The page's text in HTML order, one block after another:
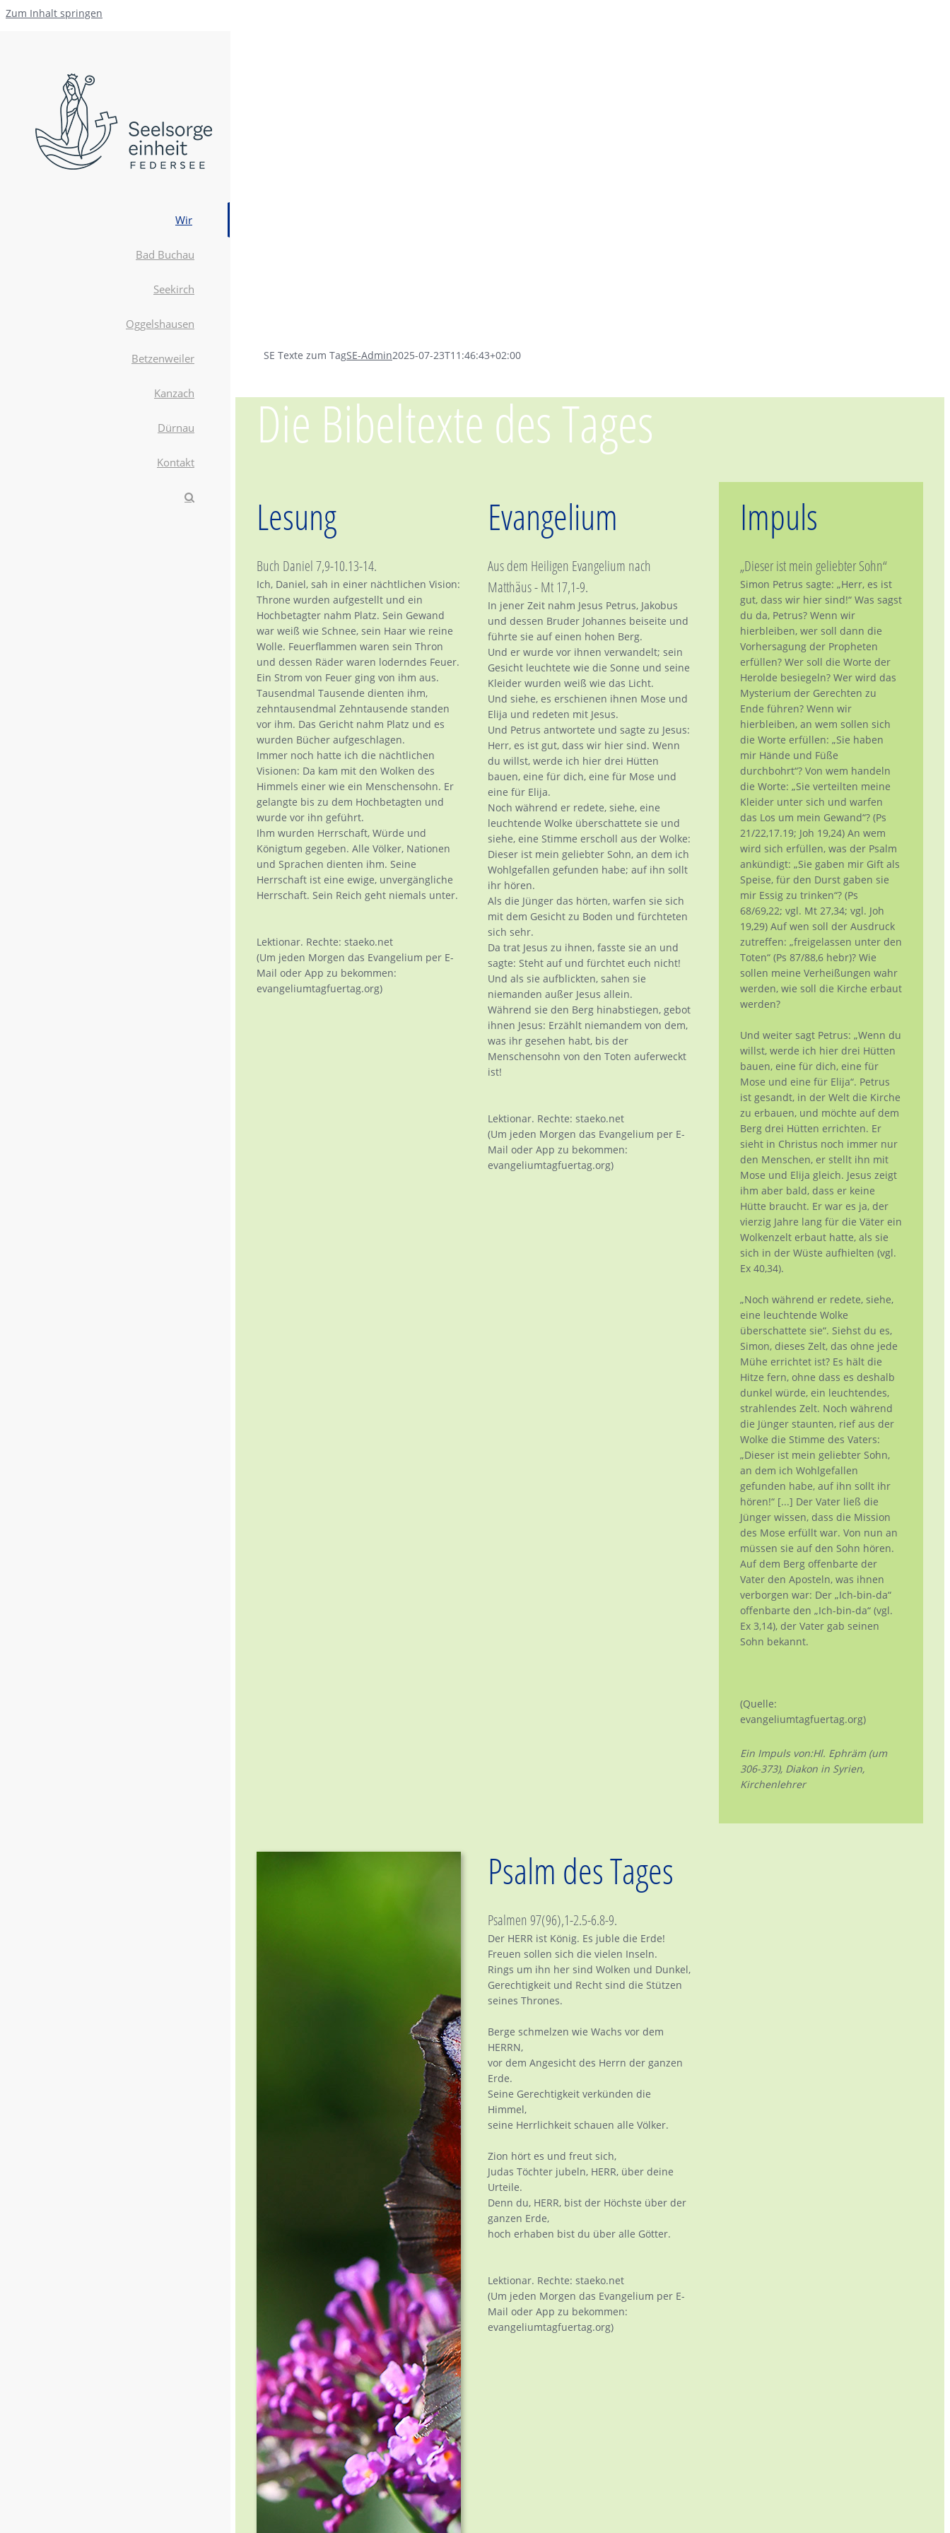
Zum Inhalt springen
Wir
Bad Buchau
Seekirch
Oggelshausen
Betzenweiler
Kanzach
Dürnau
Kontakt
SE Texte zum TagSE-Admin2025-07-23T11:46:43+02:00
Die Bibeltexte des Tages
Lesung
Buch Daniel7,9-10.13-14.
Ich, Daniel, sah in einer nächtlichen Vision:
Throne wurden aufgestellt und ein
Hochbetagter nahm Platz. Sein Gewand
war weiß wie Schnee, sein Haar wie reine
Wolle. Feuerflammen waren sein Thron
und dessen Räder waren loderndes Feuer.
Ein Strom von Feuer ging von ihm aus.
Tausendmal Tausende dienten ihm,
zehntausendmal Zehntausende standen
vor ihm. Das Gericht nahm Platz und es
wurden Bücher aufgeschlagen.
Immer noch hatte ich die nächtlichen
Visionen: Da kam mit den Wolken des
Himmels einer wie ein Menschensohn. Er
gelangte bis zu dem Hochbetagten und
wurde vor ihn geführt.
Ihm wurden Herrschaft, Würde und
Königtum gegeben. Alle Völker, Nationen
und Sprachen dienten ihm. Seine
Herrschaft ist eine ewige, unvergängliche
Herrschaft. Sein Reich geht niemals unter.
Lektionar. Rechte: staeko.net
(Um jeden Morgen das Evangelium per E-
Mail oder App zu bekommen:
evangeliumtagfuertag.org)
Evangelium
Aus dem Heiligen Evangelium nach
Matthäus - Mt17,1-9.
In jener Zeit nahm Jesus Petrus, Jakobus
und dessen Bruder Johannes beiseite und
führte sie auf einen hohen Berg.
Und er wurde vor ihnen verwandelt; sein
Gesicht leuchtete wie die Sonne und seine
Kleider wurden weiß wie das Licht.
Und siehe, es erschienen ihnen Mose und
Elija und redeten mit Jesus.
Und Petrus antwortete und sagte zu Jesus:
Herr, es ist gut, dass wir hier sind. Wenn
du willst, werde ich hier drei Hütten
bauen, eine für dich, eine für Mose und
eine für Elija.
Noch während er redete, siehe, eine
leuchtende Wolke überschattete sie und
siehe, eine Stimme erscholl aus der Wolke:
Dieser ist mein geliebter Sohn, an dem ich
Wohlgefallen gefunden habe; auf ihn sollt
ihr hören.
Als die Jünger das hörten, warfen sie sich
mit dem Gesicht zu Boden und fürchteten
sich sehr.
Da trat Jesus zu ihnen, fasste sie an und
sagte: Steht auf und fürchtet euch nicht!
Und als sie aufblickten, sahen sie
niemanden außer Jesus allein.
Während sie den Berg hinabstiegen, gebot
ihnen Jesus: Erzählt niemandem von dem,
was ihr gesehen habt, bis der
Menschensohn von den Toten auferweckt
ist!
Lektionar. Rechte: staeko.net
(Um jeden Morgen das Evangelium per E-
Mail oder App zu bekommen:
evangeliumtagfuertag.org)
Impuls
„Dieser ist mein geliebter Sohn“
Simon Petrus sagte: „Herr, es ist
gut, dass wir hier sind!“ Was sagst
du da, Petrus? Wenn wir
hierbleiben, wer soll dann die
Vorhersagung der Propheten
erfüllen? Wer soll die Worte der
Herolde besiegeln? Wer wird das
Mysterium der Gerechten zu
Ende führen? Wenn wir
hierbleiben, an wem sollen sich
die Worte erfüllen: „Sie haben
mir Hände und Füße
durchbohrt“? Von wem handeln
die Worte: „Sie verteilten meine
Kleider unter sich und warfen
das Los um mein Gewand“? (Ps
21/22,17.19; Joh 19,24) An wem
wird sich erfüllen, was der Psalm
ankündigt: „Sie gaben mir Gift als
Speise, für den Durst gaben sie
mir Essig zu trinken“? (Ps
68/69,22; vgl. Mt 27,34; vgl. Joh
19,29) Auf wen soll der Ausdruck
zutreffen: „freigelassen unter den
Toten“ (Ps 87/88,6 hebr)? Wie
sollen meine Verheißungen wahr
werden, wie soll die Kirche erbaut
werden?
Und weiter sagt Petrus: „Wenn du
willst, werde ich hier drei Hütten
bauen, eine für dich, eine für
Mose und eine für Elija“. Petrus
ist gesandt, in der Welt die Kirche
zu erbauen, und möchte auf dem
Berg drei Hütten errichten. Er
sieht in Christus noch immer nur
den Menschen, er stellt ihn mit
Mose und Elija gleich. Jesus zeigt
ihm aber bald, dass er keine
Hütte braucht. Er war es ja, der
vierzig Jahre lang für die Väter ein
Wolkenzelt erbaut hatte, als sie
sich in der Wüste aufhielten (vgl.
Ex 40,34).
„Noch während er redete, siehe,
eine leuchtende Wolke
überschattete sie“. Siehst du es,
Simon, dieses Zelt, das ohne jede
Mühe errichtet ist? Es hält die
Hitze fern, ohne dass es deshalb
dunkel würde, ein leuchtendes,
strahlendes Zelt. Noch während
die Jünger staunten, rief aus der
Wolke die Stimme des Vaters:
„Dieser ist mein geliebter Sohn,
an dem ich Wohlgefallen
gefunden habe, auf ihn sollt ihr
hören!“ [...] Der Vater ließ die
Jünger wissen, dass die Mission
des Mose erfüllt war. Von nun an
müssen sie auf den Sohn hören.
Auf dem Berg offenbarte der
Vater den Aposteln, was ihnen
verborgen war: Der „Ich-bin-da“
offenbarte den „Ich-bin-da“ (vgl.
Ex 3,14), der Vater gab seinen
Sohn bekannt.
(Quelle:
evangeliumtagfuertag.org)
Ein Impuls von:Hl. Ephräm (um
306-373), Diakon in Syrien,
Kirchenlehrer
Psalm des Tages
Psalmen 97(96),1-2.5-6.8-9.
Der HERR ist König. Es juble die Erde!
Freuen sollen sich die vielen Inseln.
Rings um ihn her sind Wolken und Dunkel,
Gerechtigkeit und Recht sind die Stützen
seines Thrones.
Berge schmelzen wie Wachs vor dem
HERRN,
vor dem Angesicht des Herrn der ganzen
Erde.
Seine Gerechtigkeit verkünden die
Himmel,
seine Herrlichkeit schauen alle Völker.
Zion hört es und freut sich,
Judas Töchter jubeln, HERR, über deine
Urteile.
Denn du, HERR, bist der Höchste über der
ganzen Erde,
hoch erhaben bist du über alle Götter.
Lektionar. Rechte: staeko.net
(Um jeden Morgen das Evangelium per E-
Mail oder App zu bekommen:
evangeliumtagfuertag.org)